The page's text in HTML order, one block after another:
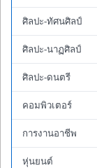
ศิลปะ-ทัศนศิลป์
ศิลปะ-นาฏศิลป์
ศิลปะ-ดนตรี
คอมพิวเตอร์
การงานอาชีพ
หุ่นยนต์